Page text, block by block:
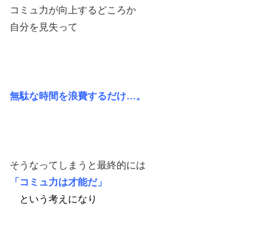
コミュ力が向上するどころか
自分を見失って
無駄な時間を浪費するだけ…。
そうなってしまうと最終的には
「コミュ力は才能だ」
という考えになり